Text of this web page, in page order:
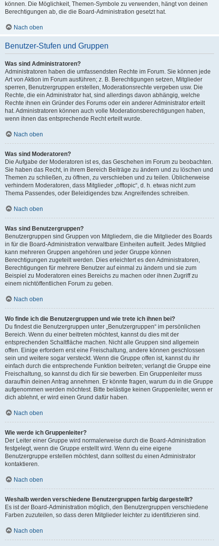
können. Die Möglichkeit, Themen-Symbole zu verwenden, hängt von deinen
Berechtigungen ab, die die Board-Administration gesetzt hat.
Nach oben
Benutzer-Stufen und Gruppen
Was sind Administratoren?
Administratoren haben die umfassendsten Rechte im Forum. Sie können jede
Art von Aktion im Forum ausführen; z. B. Berechtigungen setzen, Mitglieder
sperren, Benutzergruppen erstellen, Moderationsrechte vergeben usw. Die
Rechte, die ein Administrator hat, sind allerdings davon abhängig, welche
Rechte ihnen ein Gründer des Forums oder ein anderer Administrator erteilt
hat. Administratoren können auch volle Moderationsberechtigungen haben,
wenn ihnen das entsprechende Recht erteilt wurde.
Nach oben
Was sind Moderatoren?
Die Aufgabe der Moderatoren ist es, das Geschehen im Forum zu beobachten.
Sie haben das Recht, in ihrem Bereich Beiträge zu ändern und zu löschen und
Themen zu schließen, zu öffnen, zu verschieben und zu teilen. Üblicherweise
verhindern Moderatoren, dass Mitglieder „offtopic“, d. h. etwas nicht zum
Thema Passendes, oder Beleidigendes bzw. Angreifendes schreiben.
Nach oben
Was sind Benutzergruppen?
Benutzergruppen sind Gruppen von Mitgliedern, die die Mitglieder des Boards
in für die Board-Administration verwaltbare Einheiten aufteilt. Jedes Mitglied
kann mehreren Gruppen angehören und jeder Gruppe können
Berechtigungen zugeteilt werden. Dies erleichtert es den Administratoren,
Berechtigungen für mehrere Benutzer auf einmal zu ändern und sie zum
Beispiel zu Moderatoren eines Bereichs zu machen oder ihnen Zugriff zu
einem nichtöffentlichen Forum zu geben.
Nach oben
Wo finde ich die Benutzergruppen und wie trete ich ihnen bei?
Du findest die Benutzergruppen unter „Benutzergruppen“ im persönlichen
Bereich. Wenn du einer beitreten möchtest, kannst du dies mit der
entsprechenden Schaltfläche machen. Nicht alle Gruppen sind allgemein
offen. Einige erfordern erst eine Freischaltung, andere können geschlossen
sein und weitere sogar versteckt. Wenn die Gruppe offen ist, kannst du ihr
einfach durch die entsprechende Funktion beitreten; verlangt die Gruppe eine
Freischaltung, so kannst du dich für sie bewerben. Ein Gruppenleiter muss
daraufhin deinen Antrag annehmen. Er könnte fragen, warum du in die Gruppe
aufgenommen werden möchtest. Bitte belästige keinen Gruppenleiter, wenn er
dich ablehnt, er wird einen Grund dafür haben.
Nach oben
Wie werde ich Gruppenleiter?
Der Leiter einer Gruppe wird normalerweise durch die Board-Administration
festgelegt, wenn die Gruppe erstellt wird. Wenn du eine eigene
Benutzergruppe erstellen möchtest, dann solltest du einen Administrator
kontaktieren.
Nach oben
Weshalb werden verschiedene Benutzergruppen farbig dargestellt?
Es ist der Board-Administration möglich, den Benutzergruppen verschiedene
Farben zuzuteilen, so dass deren Mitglieder leichter zu identifizieren sind.
Nach oben